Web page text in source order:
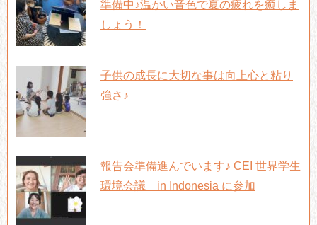
準備中♪温かい音色で夏の疲れを癒しま
しょう！
子供の成長に大切な事は向上心と粘り
強さ♪
報告会準備進んでいます♪ CEI 世界学生
環境会議 in Indonesia に参加